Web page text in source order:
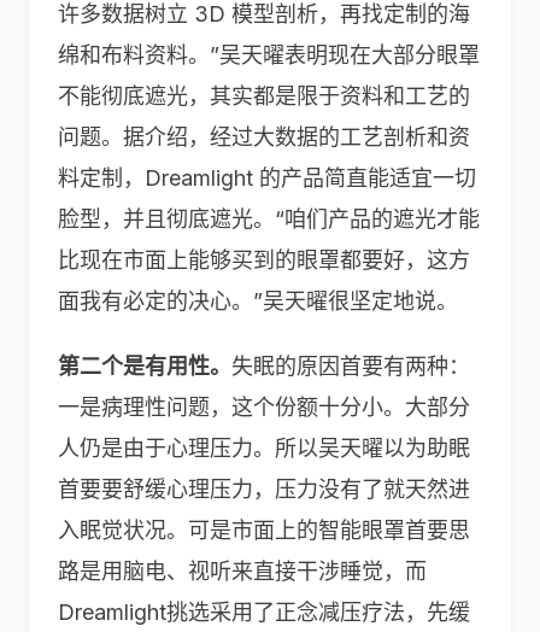
许多数据树立 3D 模型剖析，再找定制的海
绵和布料资料。”吴天曜表明现在大部分眼罩
不能彻底遮光，其实都是限于资料和工艺的
问题。据介绍，经过大数据的工艺剖析和资
料定制，Dreamlight 的产品简直能适宜一切
脸型，并且彻底遮光。“咱们产品的遮光才能
比现在市面上能够买到的眼罩都要好，这方
面我有必定的决心。”吴天曜很坚定地说。
第二个是有用性。 失眠的原因首要有两种：
一是病理性问题，这个份额十分小。大部分
人仍是由于心理压力。所以吴天曜以为助眠
首要要舒缓心理压力，压力没有了就天然进
入眠觉状况。可是市面上的智能眼罩首要思
路是用脑电、视听来直接干涉睡觉，而
Dreamlight挑选采用了正念减压疗法，先缓